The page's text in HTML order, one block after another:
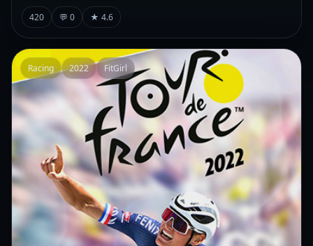
420 💬 0 ★ 4.6
Racing 2022 FitGirl